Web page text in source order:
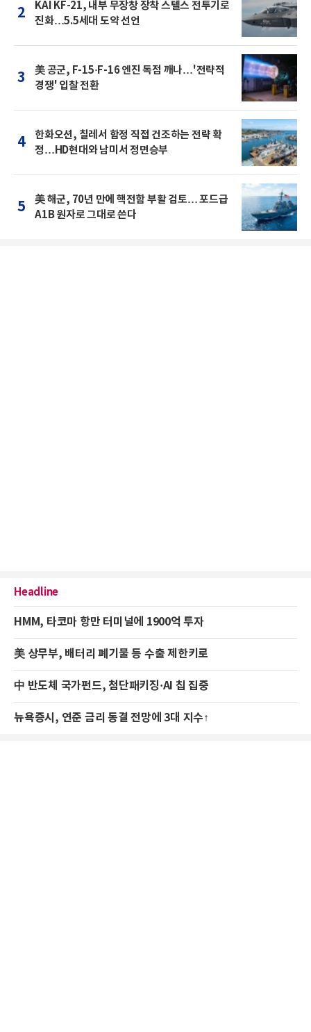
2
KAI KF-21, 내부 무장창 장착 스텔스 전투기로
진화…5.5세대 도약 선언
3
美 공군, F-15·F-16 엔진 독점 깨나…'전략적
경쟁' 입찰 전환
4
한화오션, 칠레서 함정 직접 건조하는 전략 확
정…HD현대와 남미서 정면승부
5
美 해군, 70년 만에 핵전함 부활 검토… 포드급
A1B 원자로 그대로 쓴다
Headline
HMM, 타코마 항만 터미널에 1900억 투자
美 상무부, 배터리 폐기물 등 수출 제한키로
中 반도체 국가펀드, 첨단패키징·AI 칩 집중
뉴욕증시, 연준 금리 동결 전망에 3대 지수↑